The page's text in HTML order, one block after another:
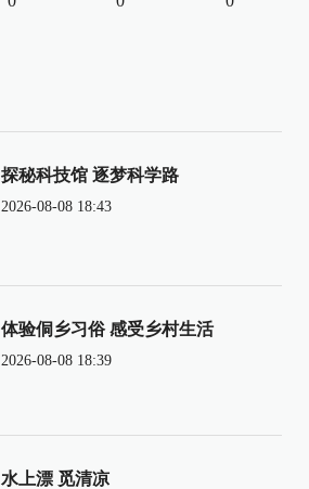
探秘科技馆 逐梦科学路
2026-08-08 18:43
体验侗乡习俗 感受乡村生活
2026-08-08 18:39
水上漂 觅清凉